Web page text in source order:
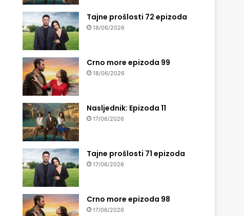
Tajne prošlosti 72 epizoda
18/06/2026
Crno more epizoda 99
18/06/2026
Nasljednik: Epizoda 11
17/06/2026
Tajne prošlosti 71 epizoda
17/06/2026
Crno more epizoda 98
17/06/2026